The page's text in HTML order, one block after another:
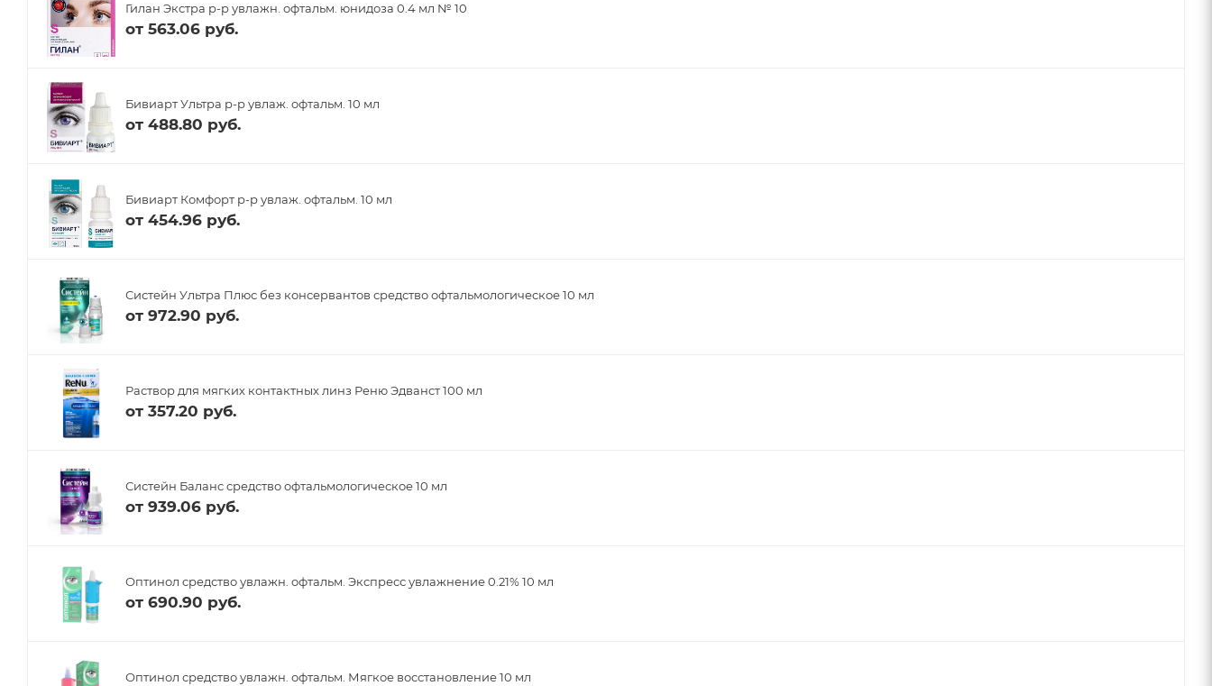
Гилан Экстра р-р увлажн. офтальм. юнидоза 0.4 мл № 10
от 563.06 руб.
Бивиарт Ультра р-р увлаж. офтальм. 10 мл
от 488.80 руб.
Бивиарт Комфорт р-р увлаж. офтальм. 10 мл
от 454.96 руб.
Систейн Ультра Плюс без консервантов средство офтальмологическое 10 мл
от 972.90 руб.
Раствор для мягких контактных линз Реню Эдванст 100 мл
от 357.20 руб.
Систейн Баланс средство офтальмологическое 10 мл
от 939.06 руб.
Оптинол средство увлажн. офтальм. Экспресс увлажнение 0.21% 10 мл
от 690.90 руб.
Оптинол средство увлажн. офтальм. Мягкое восстановление 10 мл